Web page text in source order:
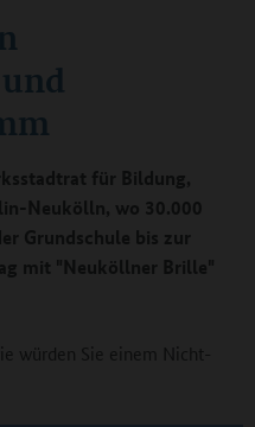
für Bildung,
Neukölln, wo 30.000
Grundschule bis zur
mit "Neuköllner Brille"
würden Sie einem Nicht-